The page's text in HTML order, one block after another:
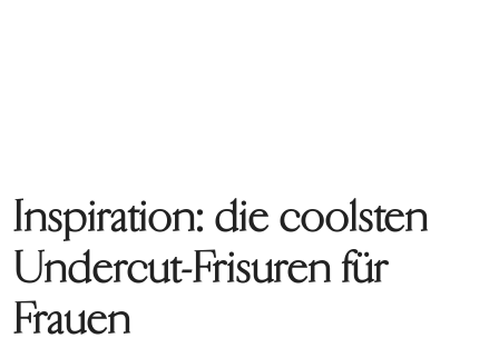
Inspiration: die coolsten
Undercut-Frisuren für
Frauen